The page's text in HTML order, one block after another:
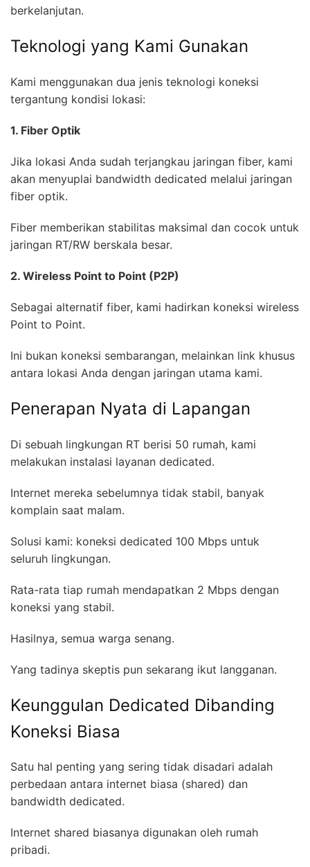
berkelanjutan.
Teknologi yang Kami Gunakan
Kami menggunakan dua jenis teknologi koneksi
tergantung kondisi lokasi:
1. Fiber Optik
Jika lokasi Anda sudah terjangkau jaringan fiber, kami
akan menyuplai bandwidth dedicated melalui jaringan
fiber optik.
Fiber memberikan stabilitas maksimal dan cocok untuk
jaringan RT/RW berskala besar.
2. Wireless Point to Point (P2P)
Sebagai alternatif fiber, kami hadirkan koneksi wireless
Point to Point.
Ini bukan koneksi sembarangan, melainkan link khusus
antara lokasi Anda dengan jaringan utama kami.
Penerapan Nyata di Lapangan
Di sebuah lingkungan RT berisi 50 rumah, kami
melakukan instalasi layanan dedicated.
Internet mereka sebelumnya tidak stabil, banyak
komplain saat malam.
Solusi kami: koneksi dedicated 100 Mbps untuk
seluruh lingkungan.
Rata-rata tiap rumah mendapatkan 2 Mbps dengan
koneksi yang stabil.
Hasilnya, semua warga senang.
Yang tadinya skeptis pun sekarang ikut langganan.
Keunggulan Dedicated Dibanding
Koneksi Biasa
Satu hal penting yang sering tidak disadari adalah
perbedaan antara internet biasa (shared) dan
bandwidth dedicated.
Internet shared biasanya digunakan oleh rumah
pribadi.